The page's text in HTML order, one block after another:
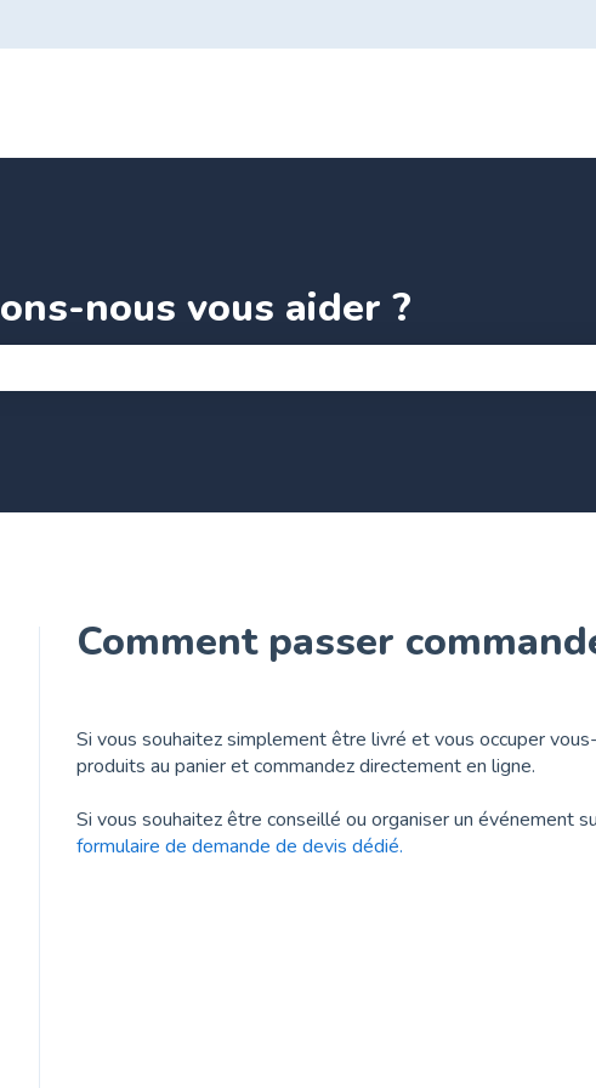
nous vous aider ?
Comment passer
Si vous souhaitez simplement être livré et vous occuper
produits au panier et commandez directement en ligne.
Si vous souhaitez être conseillé ou organiser un événement
formulaire de demande de devis dédié.